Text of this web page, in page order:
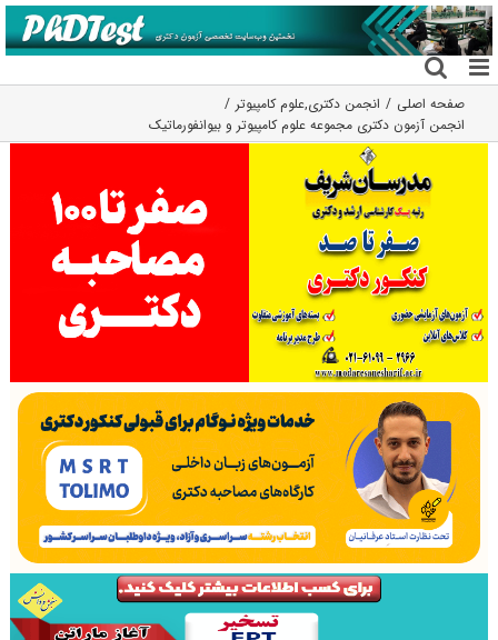
رفتن
به
محتوا
صفحه اصلی انجمن دکتری,علوم کامپیوتر
انجمن آزمون دکتری مجموعه علوم کامپیوتر و بیوانفورماتیک